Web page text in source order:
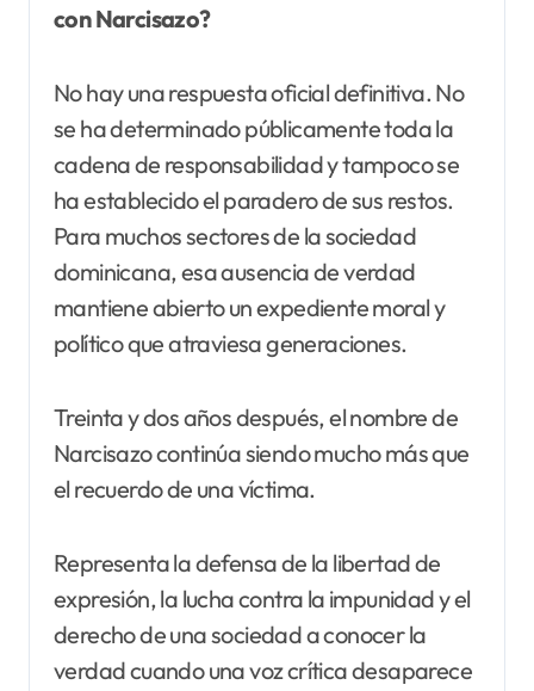
con Narcisazo?
No hay una respuesta oficial definitiva. No
se ha determinado públicamente toda la
cadena de responsabilidad y tampoco se
ha establecido el paradero de sus restos.
Para muchos sectores de la sociedad
dominicana, esa ausencia de verdad
mantiene abierto un expediente moral y
político que atraviesa generaciones.
Treinta y dos años después, el nombre de
Narcisazo continúa siendo mucho más que
el recuerdo de una víctima.
Representa la defensa de la libertad de
expresión, la lucha contra la impunidad y el
derecho de una sociedad a conocer la
verdad cuando una voz crítica desaparece